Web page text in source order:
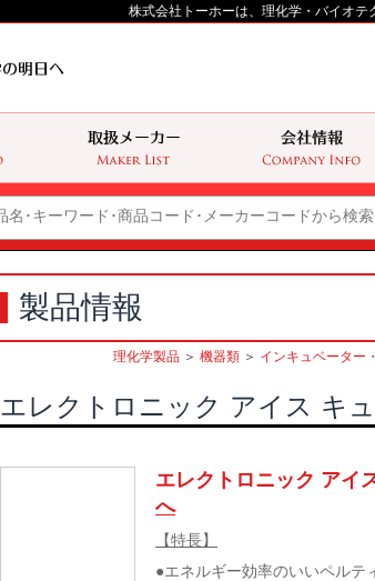
株式会社トーホーは、理化学・バイオテ
製品情報
理化学製品 ＞ 機器類 ＞ インキュベーター
エレクトロニック アイス キ
エレクトロニック ア
へ
【特長】
●エネルギー効率のいいペル